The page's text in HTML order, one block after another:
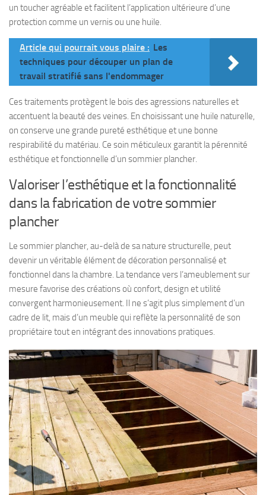
un toucher agréable et facilitent l’application ultérieure d’une
protection comme un vernis ou une huile.
Article qui pourrait vous plaire : Les
techniques pour découper un plan de
travail stratifié sans l'endommager
Ces traitements protègent le bois des agressions naturelles et
accentuent la beauté des veines. En choisissant une huile naturelle,
on conserve une grande pureté esthétique et une bonne
respirabilité du matériau. Ce soin méticuleux garantit la pérennité
esthétique et fonctionnelle d’un sommier plancher.
Valoriser l’esthétique et la fonctionnalité
dans la fabrication de votre sommier
plancher
Le sommier plancher, au-delà de sa nature structurelle, peut
devenir un véritable élément de décoration personnalisé et
fonctionnel dans la chambre. La tendance vers l’ameublement sur
mesure favorise des créations où confort, design et utilité
convergent harmonieusement. Il ne s’agit plus simplement d’un
cadre de lit, mais d’un meuble qui reflète la personnalité de son
propriétaire tout en intégrant des innovations pratiques.